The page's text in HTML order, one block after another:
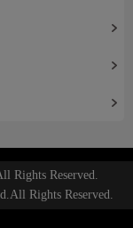
Rights Reserved.
Rights Reserved.